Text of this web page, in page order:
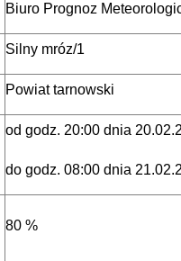
Biuro Prognoz
Silny mróz/1
Powiat tarnowski
od godz. 20:00 dnia
do godz. 08:00 dnia
80 %